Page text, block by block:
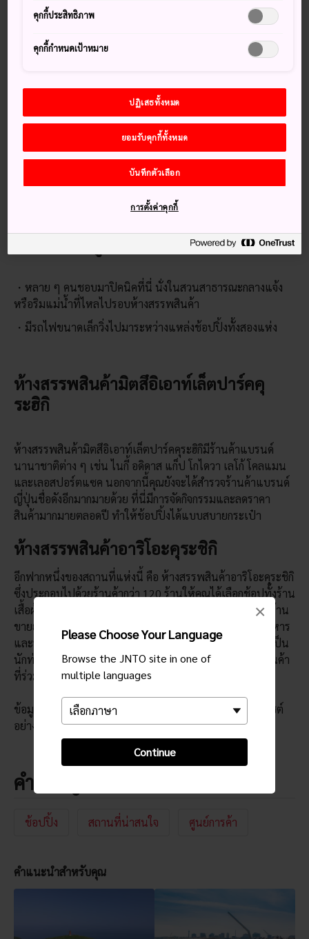
Please Choose Your Language
Browse the JNTO site in one of
multiple languages
Continue
×
ห้างสรรพสินค้าอาริโอะคุระชิกิมีร้านค้าหลายร้อยร้านให้คุณได้
วิธีการเดินทาง
เดินทางถึงแหล่งช้อปปิ้งใน 15 นาทีด้วยรถไฟสายซันโย จาก
สถานีโอคายาม่า ไปยังสถานีคุระชิกิ
เกร็ดความรู้
หลาย ๆ คนชอบมาปิคนิคที่นี่ นั่งในสวนสาธารณะกลางแจ้ง
หรือริมแม่น้ำที่ไหลไปรอบห้างสรรพสินค้า
มีรถไฟขนาดเล็กวิ่งไปมาระหว่างแหล่งช้อปปิ้งทั้งสองแห่ง
ห้างสรรพสินค้ามิตสึอิเอาท์เล็ตปาร์คคุ
ระฮิกิ
ห้างสรรพสินค้ามิตสึอิเอาท์เล็ตปาร์คคุระฮิกิมีร้านค้าแบรนด์
นานาชาติต่าง ๆ เช่น ไนกี้ อดิดาส แก็ป โกไดวา เลโก้ โคลแมน
และเลอสปอร์ตแซค นอกจากนี้คุณยังจะได้สำรวจร้านค้าแบรนด์
ญี่ปุ่นชื่อดังอีกมากมายด้วย ที่นี่มีการจัดกิจกรรมและลดราคา
สินค้ามากมายตลอดปี ทำให้ช้อปปิ้งได้แบบสบายกระเป๋า
ห้างสรรพสินค้าอาริโอะคุระชิกิ
อีกฟากหนึ่งของสถานที่แห่งนี้ คือ ห้างสรรพสินค้าอาริโอะคุระชิกิ
ซึ่งประกอบไปด้วยร้านค้ากว่า 120 ร้านให้คุณได้เลือกช้อปทั้งร้าน
เสื้อผ้า เครื่องใช้ไฟฟ้า เครื่องประดับ เครื่องสำอาง สินค้าในร้าน
ขายยา อุปกรณ์ใช้สอยภายในบ้าน ซุปเปอร์มาร์เก็ต ศูนย์อาหาร
และร้านอาหารอื่น ๆ อีกมากมายที่จะทำให้ท้องอิ่ม หากคุณเป็น
นักท่องเที่ยวต่างชาติ คุณจะได้ช้อปปิ้งแบบปลอดภาษีในร้านค้า
ที่ร่วมรายการ
ข้อมูลอาจมีการเปลี่ยนแปลง กรุณาตรวจสอบข้อมูลกับเวบไซต์
อย่างเป็นทางการ
คำสำคัญ
ช้อปปิ้ง สถานที่น่าสนใจ ศูนย์การค้า
คำแนะนำสำหรับคุณ
คุกกี้ประสิทธิภาพ
คุกกี้กำหนดเป้าหมาย
ปฏิเสธทั้งหมด
ยอมรับคุกกี้ทั้งหมด
บันทึกตัวเลือก
การตั้งค่าคุกกี้